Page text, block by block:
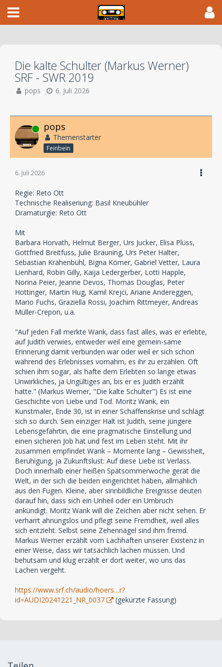
Die kalte Schulter (Markus Werner)
SRF - SWR 2019
pops 6. Juli 2026
Online pops
Themenstarter
Feinbein
6. Juli 2026
Regie: Reto Ott
Technische Realiseriung: Basil Kneubühler
Dramaturgie: Reto Ott
Mit
Barbara Horvath, Helmut Berger, Urs Jucker, Elisa Plüss,
Gottfried Breitfuss, Julie Bräuning, Urs Peter Halter,
Sebastian Krähenbühl, Bigna Körner, Gabriel Vetter, Laura
Lienhard, Robin Gilly, Kaija Ledergerber, Lotti Happle,
Norina Peier, Jeanne Devos, Thomas Douglas, Peter
Hottinger, Martin Hug, Kamil Krejci, Ariane Andereggen,
Mario Fuchs, Graziella Rossi, Joachim Rittmeyer, Andreas
Müller-Crepon, u.a.
"Auf jeden Fall merkte Wank, dass fast alles, was er erlebte,
auf Judith verwies, entweder weil eine gemein-same
Erinnerung damit verbunden war oder weil er sich schon
während des Erlebnisses vornahm, es ihr zu erzählen. Oft
schien ihm sogar, als hafte dem Erlebten so lange etwas
Unwirkliches, ja Ungültiges an, bis er es Judith erzählt
hatte." (Markus Werner, "Die kalte Schulter") Es ist eine
Geschichte von Liebe und Tod. Moritz Wank, ein
Kunstmaler, Ende 30, ist in einer Schaffenskrise und schlägt
sich so durch. Sein einziger Halt ist Judith, seine jüngere
Lebensgefährtin, die eine pragmatische Einstellung und
einen sicheren Job hat und fest im Leben steht. Mit ihr
zusammen empfindet Wank – Momente lang – Gewissheit,
Beruhigung, ja Zukunftslust: Auf diese Liebe ist Verlass.
Doch innerhalb einer heißen Spätsommerwoche gerät die
Welt, in der sich die beiden eingerichtet haben, allmählich
aus den Fugen. Kleine, aber sinnbildliche Ereignisse deuten
darauf hin, dass sich ein Unheil oder ein Umbruch
ankündigt. Moritz Wank will die Zeichen aber nicht sehen. Er
verharrt ahnungslos und pflegt seine Fremdheit, weil alles
sich entzieht. Selbst seine Zehennägel sind ihm fremd.
Markus Werner erzählt vom Lachhaften unserer Existenz in
einer Weise, dass wir tatsächlich lachen müssen. Und
behutsam und klug erzählt er dort weiter, wo uns das
Lachen vergeht.
https://www.srf.ch/audio/hoers…r?
id=AUDI20241221_NR_0037
(gekürzte Fassung)